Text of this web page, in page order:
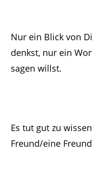
Nur ein Blick von
denkst, nur ein
sagen willst.
Es tut gut zu
Freund/eine